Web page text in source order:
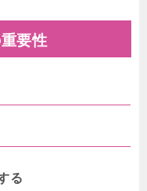
要性
る